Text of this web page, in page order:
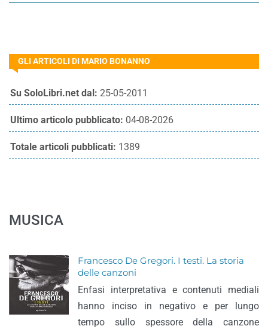
GLI ARTICOLI DI MARIO BONANNO
Su SoloLibri.net dal: 25-05-2011
Ultimo articolo pubblicato: 04-08-2026
Totale articoli pubblicati: 1389
MUSICA
Francesco De Gregori. I testi. La storia
delle canzoni
Enfasi interpretativa e contenuti mediali
hanno inciso in negativo e per lungo
tempo sullo spessore della canzone